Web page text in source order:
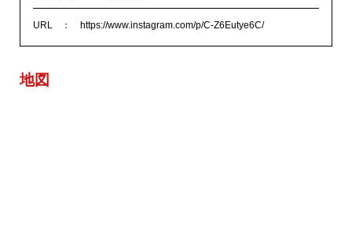
URL https://www.instagram.com/p/C-Z6Eutye6C/
地図